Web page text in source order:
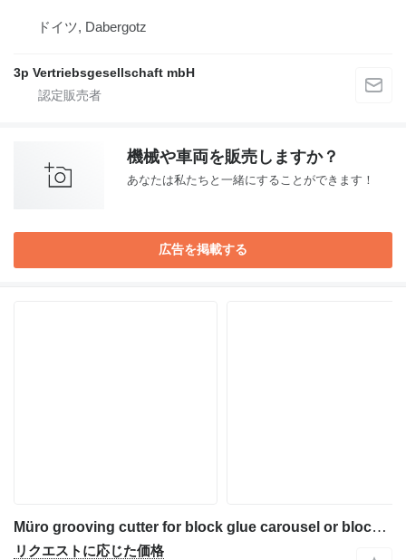
ドイツ, Dabergotz
3p Vertriebsgesellschaft mbH
機械や車両を販売しますか？
あなたは私たちと一緒にすることができます！
広告を掲載する
Müro grooving cutter for block glue carousel or block glue press
リクエストに応じた価格